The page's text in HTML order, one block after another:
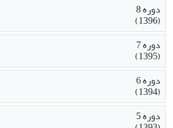
دوره 8
(1396)
دوره 7
(1395)
دوره 6
(1394)
دوره 5